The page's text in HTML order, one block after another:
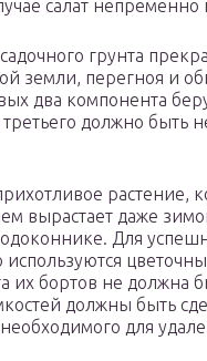
салат непременно
грунта
земли, перегноя и
два компонента
третьего должно быть
растение,
вырастает даже
Для
используются
их бортов не должна
должны быть
для